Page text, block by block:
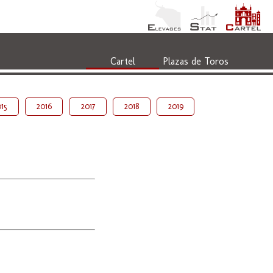
Cartel Plazas de Toros
2016 2017 2018 2019